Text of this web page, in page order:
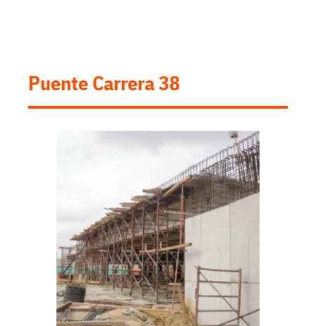
Puente Carrera 38